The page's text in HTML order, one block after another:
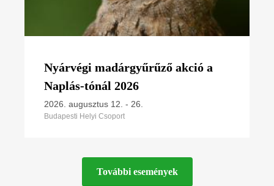
Nyárvégi madárgyűrűző akció a
Naplás-tónál 2026
2026. augusztus 12. - 26.
Budapesti Helyi Csoport
További események